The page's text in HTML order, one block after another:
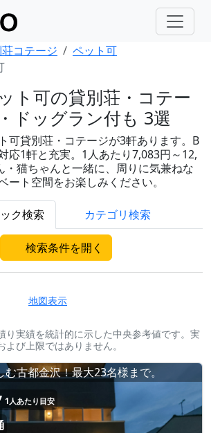
コテージ
ペット可
ト可の貸別荘・コテー
ドッグラン付も 3選
可貸別荘・コテージが3軒あります。B
応1軒と充実。1人あたり7,083円～12,
・猫ちゃんと一緒に、周りに気兼ねな
ート空間をお楽しみください。
ク検索 カテゴリ検索
検索条件を開く
地図表示
り実績を統計的に示した中央参考値です。実
び上限ではありません。
む古都金沢！最大23名様まで。
1人あたり目安